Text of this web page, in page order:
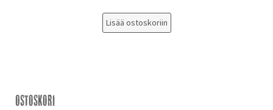
Lisää ostoskoriin
Ostoskori